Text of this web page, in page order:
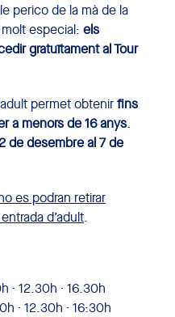
perico de la mà de la
especial: els
gratuïtament al Tour
permet obtenirfins
a menors de 16 anys.
de desembre al 7 de
es podran retirar
d’adult.
· 12.30h · 16.30h
· 12.30h · 16:30h